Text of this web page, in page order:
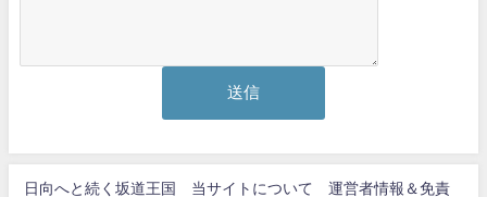
日向へと続く坂道王国 当サイトについて 運営者情報＆免責